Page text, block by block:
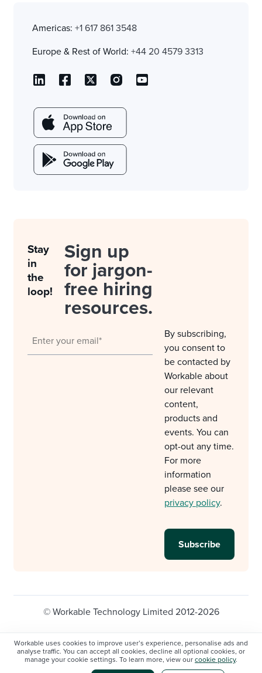
Workable uses cookies to improve user’s experience, personalise ads and
analyse traffic. You can accept all cookies, decline all optional cookies, or
manage your cookie settings. To learn more, view our cookie policy.
Americas: +1 617 861 3548
Europe & Rest of World: +44 20 4579 3313
Stay
in
the
loop!
Sign up
for jargon-
free hiring
resources.
By subscribing,
you consent to
be contacted by
Workable about
our relevant
content,
products and
events. You can
opt-out any time.
For more
information
please see our
privacy policy.
© Workable Technology Limited 2012-2026
Privacy policy
Cookie Settings
Do not sell/share my personal information